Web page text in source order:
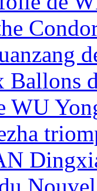
Ballons
WU